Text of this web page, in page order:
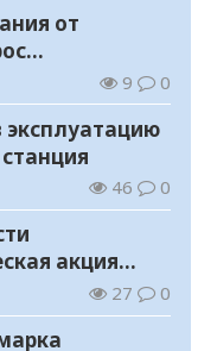
от
9 0
эксплуатацию
46 0
акция
27 0